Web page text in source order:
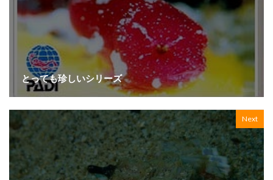
とっても珍しいシリーズ
Next